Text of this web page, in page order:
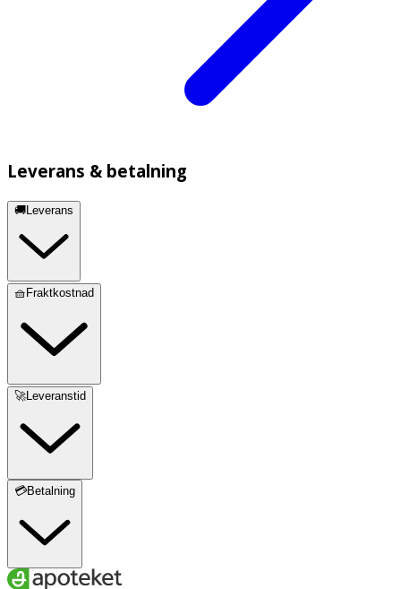
Leverans & betalning
🚚Leverans
🧺Fraktkostnad
🚀Leveranstid
💳Betalning